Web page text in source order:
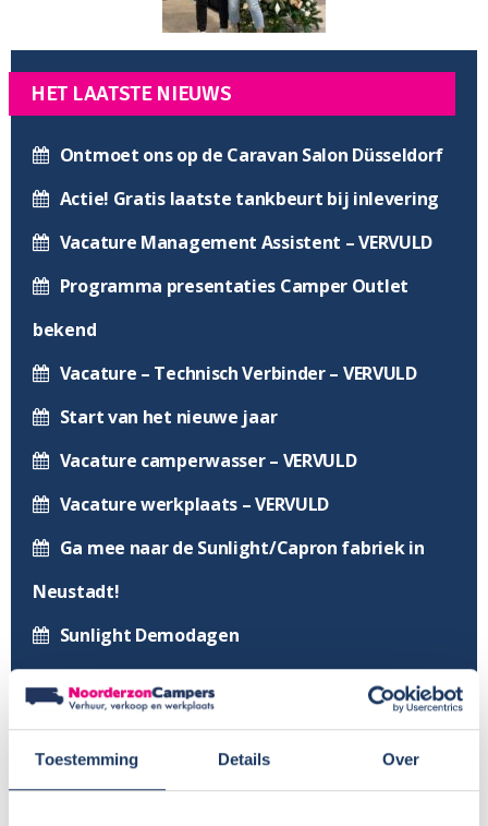
Toestemming Details Over
HET LAATSTE NIEUWS
Ontmoet ons op de Caravan Salon Düsseldorf
Actie! Gratis laatste tankbeurt bij inlevering
Vacature Management Assistent – VERVULD
Programma presentaties Camper Outlet
bekend
Vacature – Technisch Verbinder – VERVULD
Start van het nieuwe jaar
Vacature camperwasser – VERVULD
Vacature werkplaats – VERVULD
Ga mee naar de Sunlight/Capron fabriek in
Neustadt!
Sunlight Demodagen
Sunlight modellen